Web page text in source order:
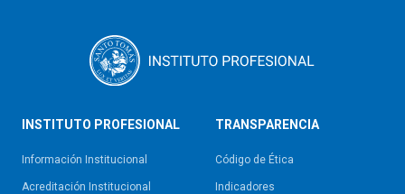
INSTITUTO PROFESIONAL
Información Institucional
Acreditación Institucional
TRANSPARENCIA
Código de Ética
Indicadores